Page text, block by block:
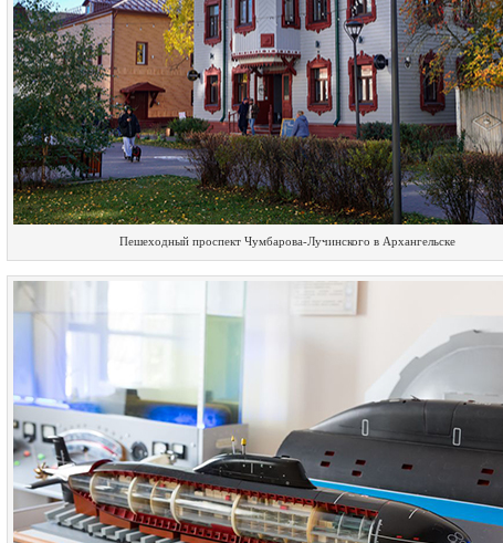
Пешеходный проспект Чумбарова-Лучинского в Архангельске